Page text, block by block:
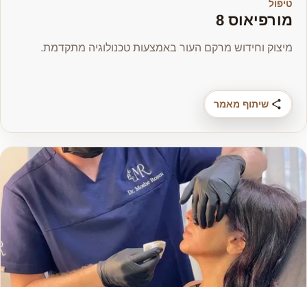
טיפול
מורפיאוס 8
מיצוק וחידוש מרקם העור באמצעות טכנולוגיה מתקדמת.
שיתוף מאמר